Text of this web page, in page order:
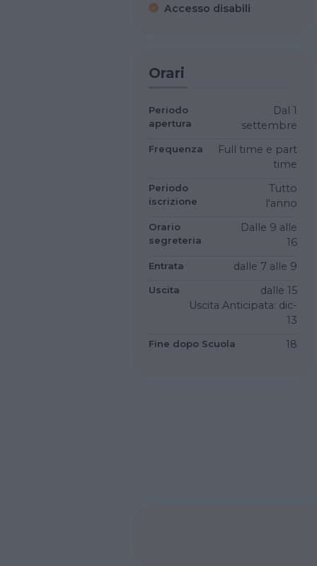
Accesso disabili
Orari
Periodo
apertura
Dal 1
settembre
Frequenza
Full time e part
time
Periodo
iscrizione
Tutto
l'anno
Orario
segreteria
Dalle 9 alle
16
Entrata dalle 7 alle 9
Uscita
dalle 15
Uscita Anticipata: dic-
13
Fine dopo Scuola 18